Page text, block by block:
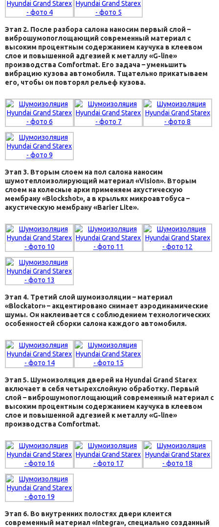
Этап 2. После разбора салона наносим первый слой –
виброшумопоглощающий современный материал с
высоким процентным содержанием каучука в клеевом
слое и повышенной адгезией к металлу «G-line»
производства Comfortmat. Его задача – уменьшить
вибрацию кузова автомобиля. Тщательно прикатываем
его, чтобы он повторял рельеф кузова.
Этап 3. Вторым слоем на пол салона наносим
шумотеплоизолирующий материал «Vision». Вторым
слоем на колесные арки применяем акустическую
мембрану «Blockshot», а в крыльях микроавтобуса –
акустическую мембрану «Barier Lite».
Этап 4. Третий слой шумоизоляции – материал
«Blockator» – акцентировано снимает аэродинамические
шумы. Он наклеивается с соблюдением технологических
особенностей сборки салона каждого автомобиля.
Этап 5. Шумоизоляция дверей на Hyundai Grand Starex
включает в себя четырехслойную обработку. Первый
слой – виброшумопоглощающий современный материал с
высоким процентным содержанием каучука в клеевом
слое и повышенной адгезией к металлу «G-line»
производства Comfortmat.
Этап 6. Во внутренних полостях двери клеится
современный материал «Integra», специально созданный